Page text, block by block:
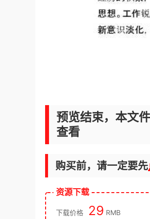
预览结束，本文
查看
购买前，请一定要先
资源下载
下载价格 29 RMB